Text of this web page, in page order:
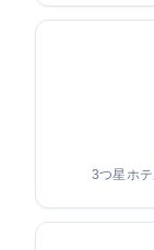
3つ星ホ